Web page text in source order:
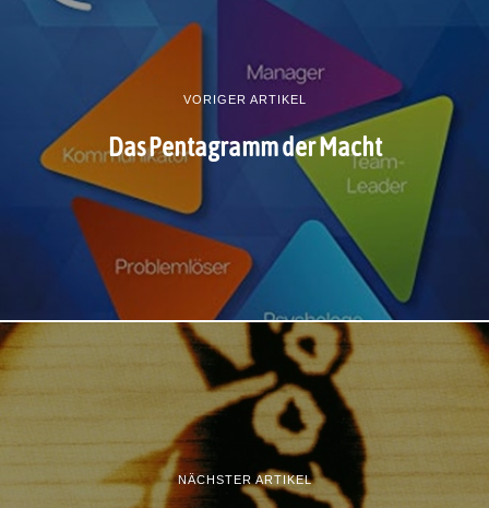
VORIGER ARTIKEL
Das Pentagramm der Macht
NÄCHSTER ARTIKEL